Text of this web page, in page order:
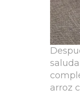
arroz